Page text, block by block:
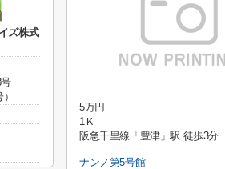
5万円
1Ｋ
阪急千里線「豊津」駅 徒歩3分
ナンノ第5号館
ズ株式